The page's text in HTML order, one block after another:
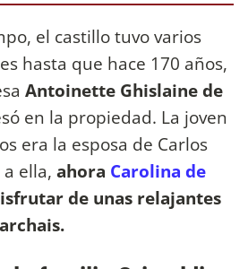
el castillo tuvo varios
hasta que hace 170 años,
Antoinette Ghislaine de
en la propiedad. La joven
era la esposa de Carlos
ella, ahora Carolina de
de unas relajantes